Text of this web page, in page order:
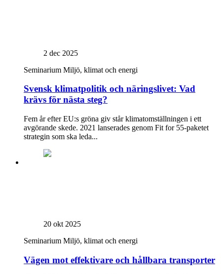
2 dec 2025
Seminarium Miljö, klimat och energi
Svensk klimatpolitik och näringslivet: Vad
krävs för nästa steg?
Fem år efter EU:s gröna giv står klimatomställningen i ett
avgörande skede. 2021 lanserades genom Fit for 55-paketet
strategin som ska leda...
20 okt 2025
Seminarium Miljö, klimat och energi
Vägen mot effektivare och hållbara transporter